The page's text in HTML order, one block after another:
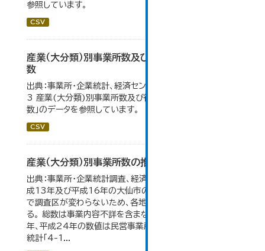
参照しています。
CSV
産業（大分類）別事業所数及び従業の地位別従業者
数
出典：事業所・企業統計、経済センサス。 大仙市の統計「4-
3 産業(大分類)別事業所数及び従業上の地位別従業者
数」のデータを参照しています。
CSV
産業（大分類）別事業所数の推移
出典：事業所・企業統計調査、経済センサス。 平成11年、平
成13年及び平成16年の大仙市の数値は、合併前、合併後
で調査区が変わらないため、各地域の数値を合算してい
る。 総数は事業内容不詳を含まない。平成11年、平成16
年、平成24年の数値は民営事業所のみの数値。 大仙市の
統計「4-1...